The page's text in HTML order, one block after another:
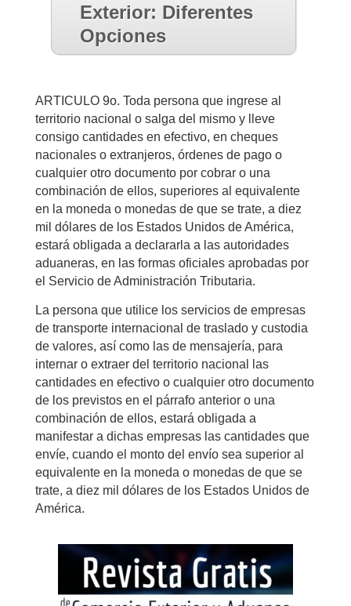
Exterior: Diferentes
Opciones
ARTICULO 9o. Toda persona que ingrese al
territorio nacional o salga del mismo y lleve
consigo cantidades en efectivo, en cheques
nacionales o extranjeros, órdenes de pago o
cualquier otro documento por cobrar o una
combinación de ellos, superiores al equivalente
en la moneda o monedas de que se trate, a diez
mil dólares de los Estados Unidos de América,
estará obligada a declararla a las autoridades
aduaneras, en las formas oficiales aprobadas por
el Servicio de Administración Tributaria.
La persona que utilice los servicios de empresas
de transporte internacional de traslado y custodia
de valores, así como las de mensajería, para
internar o extraer del territorio nacional las
cantidades en efectivo o cualquier otro documento
de los previstos en el párrafo anterior o una
combinación de ellos, estará obligada a
manifestar a dichas empresas las cantidades que
envíe, cuando el monto del envío sea superior al
equivalente en la moneda o monedas de que se
trate, a diez mil dólares de los Estados Unidos de
América.